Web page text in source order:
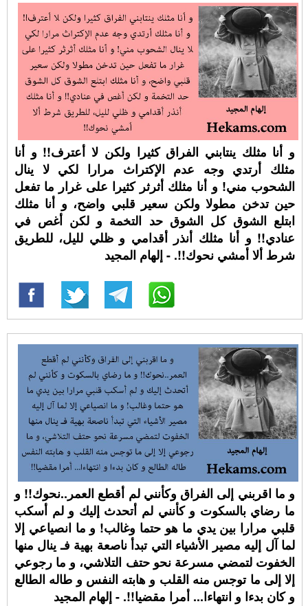
و أنا مثلك ينتابني الفراق كثيرا ولكن لا أعترف!! و أنا
مثلك أرتدي وجه عدم الإكتراث مرارا لكي لا ينال
الشحوب مني! و أنا مثلك أثرثر كثيرا على غرار ما تفعل
حين تدخن مطولا ولكن سعير قلبي واضح، و أنا مثلك
ابتلع الشوق كل الشوق حد التخمة و لكن أغص في
عنادي!! و أنا مثلك أنذر أقدامي و ظلي لليل، للطريق
شرط ألا أمشي نحوك!!. - إلهام المجيد
و ما اقربني إلى الفراق وكأنني لم أقطع العمر..نحوك!! و
ما رضاي بالسكوت و كأنني لم أتحدث إليك و لم أسكب
قلبي مرارا بين يدي ما هو حتما وغالب! و ما انصياعي إلا
لما آل إليه مصير الأشياء التي تبدأ ناصعة بهية فـ ينال منها
الخفوت لتمضي مسرعة نحو حتف التلاشي، و ما رجوعي
إلا إلى ما توجس منه القلب و هابته النفس و طاله الطالع
و كان بدءا و انتهاءا... أمرا مقضيا!!. - إلهام المجيد